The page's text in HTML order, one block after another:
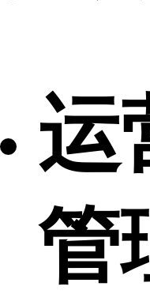
运
管